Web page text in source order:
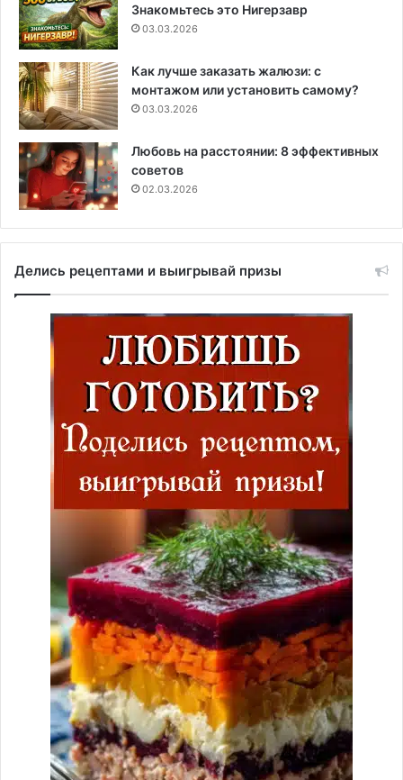
Знакомьтесь это Нигерзавр
03.03.2026
Как лучше заказать жалюзи: с
монтажом или установить самому?
03.03.2026
Любовь на расстоянии: 8 эффективных
советов
02.03.2026
Делись рецептами и выигрывай призы